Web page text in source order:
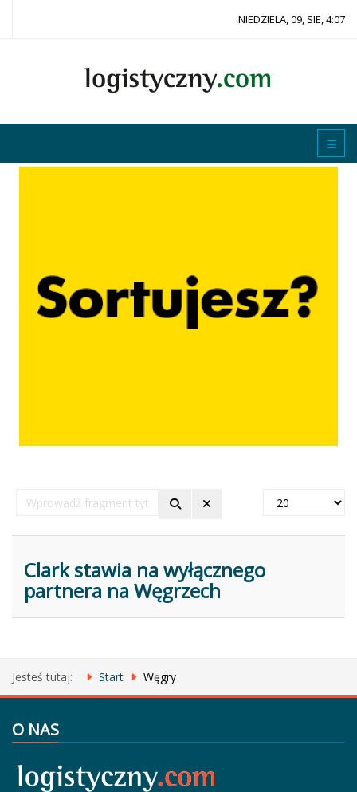
NIEDZIELA, 09, SIE, 4:07
Wprowadź
fragment
Pokaż
Clark stawia na wyłącznego
partnera na Węgrzech
Jesteś tutaj: Start Węgry
O NAS